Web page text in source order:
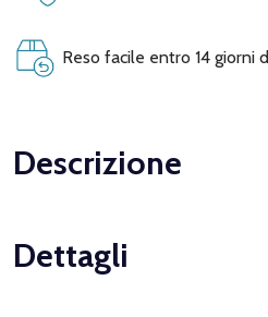
Reso facile entro 14 giorni
Descrizione
Dettagli